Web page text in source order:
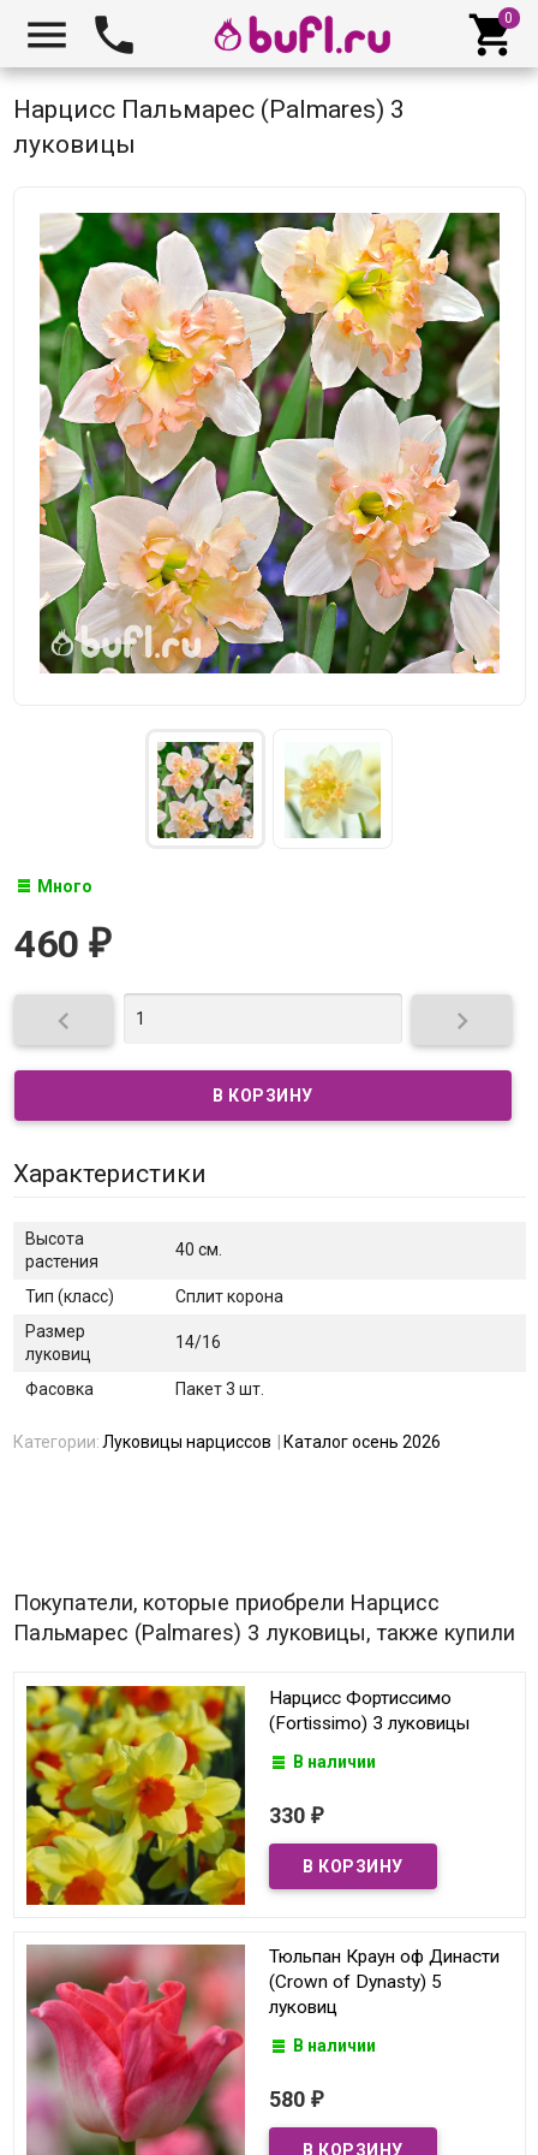
  
Нарцисс Пальмарес (Palmares) 3
луковицы
Много
460 ₽
 
Характеристики
Высота
растения
40 см.
Тип (класс)
Сплит корона
Размер
луковиц
14/16
Фасовка Пакет 3 шт.
Категории:Луковицы нарциссов Каталог осень 2026
Покупатели, которые приобрели Нарцисс
Пальмарес (Palmares) 3 луковицы, также купили
Нарцисс Фортиссимо
(Fortissimo) 3 луковицы
В наличии
330 ₽
Тюльпан Краун оф Династи
(Crown of Dynasty) 5
луковиц
В наличии
580 ₽